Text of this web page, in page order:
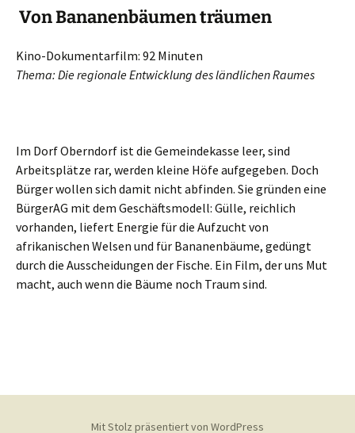
Von Bananenbäumen träumen
Kino-Dokumentarfilm: 92 Minuten
Thema: Die regionale Entwicklung des ländlichen Raumes
Im Dorf Oberndorf ist die Gemeindekasse leer, sind
Arbeitsplätze rar, werden kleine Höfe aufgegeben. Doch
Bürger wollen sich damit nicht abfinden. Sie gründen eine
BürgerAG mit dem Geschäftsmodell: Gülle, reichlich
vorhanden, liefert Energie für die Aufzucht von
afrikanischen Welsen und für Bananenbäume, gedüngt
durch die Ausscheidungen der Fische. Ein Film, der uns Mut
macht, auch wenn die Bäume noch Traum sind.
Beitragsnavigation
Mit Stolz präsentiert von WordPress